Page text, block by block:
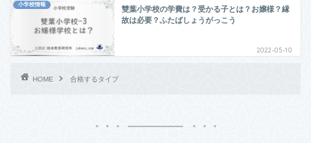
小学校情報
雙葉小学校の学費は？受かる子とは？お嬢様？縁
故は必要？ふたばしょうがっこう
2022-05-10
HOME 合格するタイプ